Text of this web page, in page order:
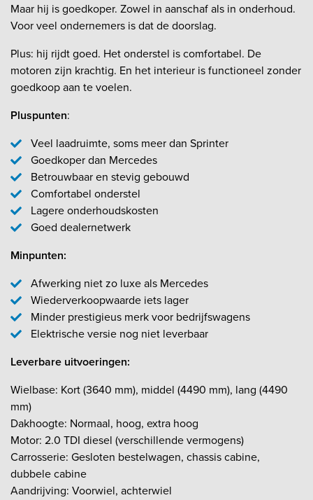
Maar hij is goedkoper. Zowel in aanschaf als in onderhoud.
Voor veel ondernemers is dat de doorslag.
Plus: hij rijdt goed. Het onderstel is comfortabel. De
motoren zijn krachtig. En het interieur is functioneel zonder
goedkoop aan te voelen.
Pluspunten:
Veel laadruimte, soms meer dan Sprinter
Goedkoper dan Mercedes
Betrouwbaar en stevig gebouwd
Comfortabel onderstel
Lagere onderhoudskosten
Goed dealernetwerk
Minpunten:
Afwerking niet zo luxe als Mercedes
Wiederverkoopwaarde iets lager
Minder prestigieus merk voor bedrijfswagens
Elektrische versie nog niet leverbaar
Leverbare uitvoeringen:
Wielbase: Kort (3640 mm), middel (4490 mm), lang (4490
mm)
Dakhoogte: Normaal, hoog, extra hoog
Motor: 2.0 TDI diesel (verschillende vermogens)
Carrosserie: Gesloten bestelwagen, chassis cabine,
dubbele cabine
Aandrijving: Voorwiel, achterwiel